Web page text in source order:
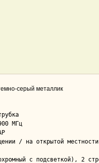
серый металлик
/ на открытой местности	50 / 300 м